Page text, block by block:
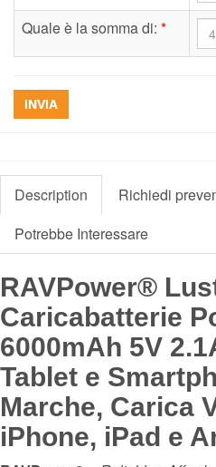
Quale è la somma di: *
INVIA
Description Richiedi
Potrebbe Interessare
RAVPower®
Caricabatterie
6000mAh 5V
Tablet e
Marche, Carica
iPhone, iPad e